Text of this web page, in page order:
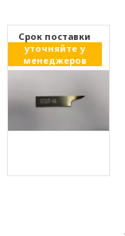
Cрок поставки
уточняйте у
менеджеров